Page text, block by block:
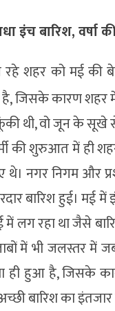
बारिश, वर्षा
को मई की
जिसके कारण शहर
थी, वो जून के
की शुरुआत में ही
नगर निगम और
बारिश हुई। मई
में लग रहा था जैसे
में भी जलस्तर में
ही हुआ है, जिसके
बारिश का इंतजार